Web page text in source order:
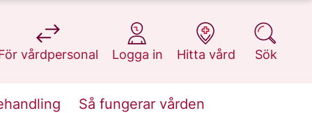
vårdpersonal
på 1177.se
Logga in
på 1177.se
Hitta vård
på 1177.se
Sök
på 1177.se
Så fungerar vården